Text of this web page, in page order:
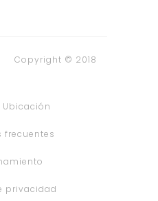
Copyright © 2018
Ubicación
frecuentes
privacidad